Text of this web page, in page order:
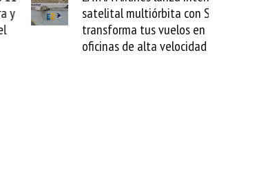
satelital multiórbita con SES
transforma tus vuelos en
oficinas de alta velocidad